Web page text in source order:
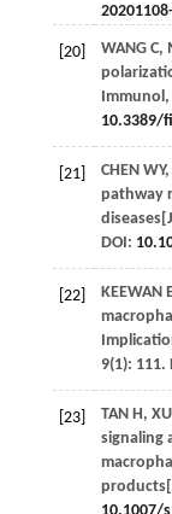
[20] WANG C,
Immunol,
10.3389/
[21] CHEN WY,
pathway
DOI:
[22] KEEWAN
9(1): 111.
[23] TAN H, XU
signaling